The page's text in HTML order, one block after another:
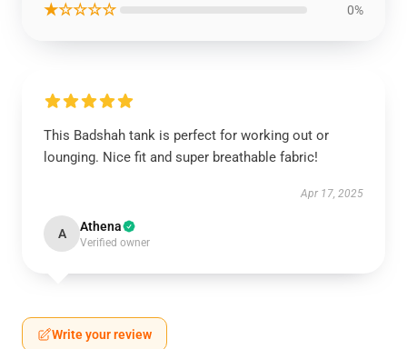
★☆☆☆☆ 0%
This Badshah tank is perfect for working out or
lounging. Nice fit and super breathable fabric!
Apr 17, 2025
A Athena
Verified owner
Write your review